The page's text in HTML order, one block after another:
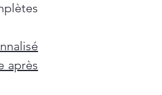
après